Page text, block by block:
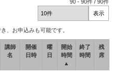
90 -90件 /90件
、お申込みも可能です。
講師
名
開催
日時
曜
日
開始
時間
▲
終了
時間
残
席